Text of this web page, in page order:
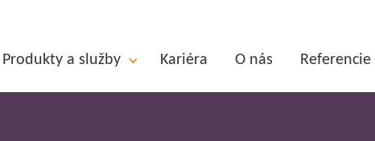
Produkty a služby Kariéra O nás Referencie